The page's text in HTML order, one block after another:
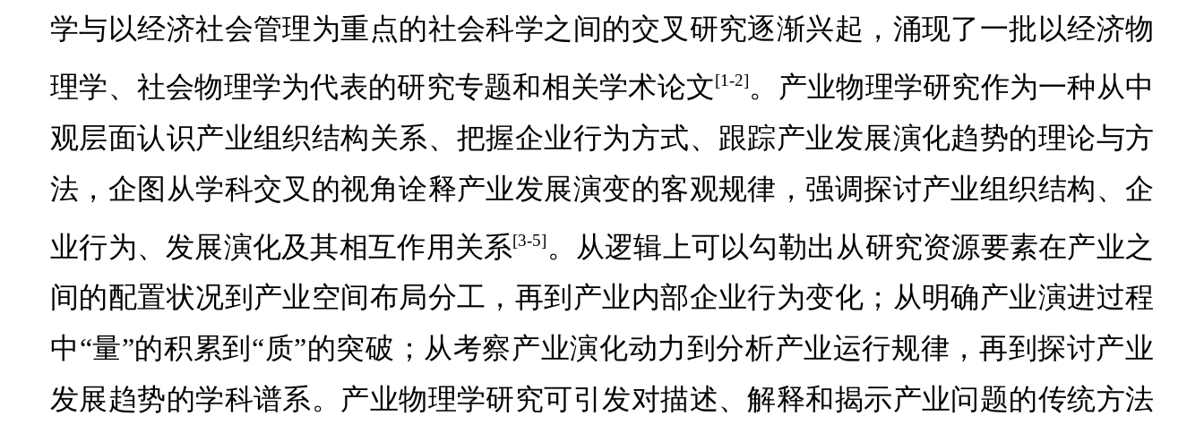
学与以经济社会管理为重点的社会科学之间的交叉研究逐渐兴起，涌现了一批以经济物
理学、社会物理学为代表的研究专题和相关学术论文[1-2]。产业物理学研究作为一种从中
观层面认识产业组织结构关系、把握企业行为方式、跟踪产业发展演化趋势的理论与方
法，企图从学科交叉的视角诠释产业发展演变的客观规律，强调探讨产业组织结构、企
业行为、发展演化及其相互作用关系[3-5] 。从逻辑上可以勾勒出从研究资源要素在产业之
间的配置状况到产业空间布局分工，再到产业内部企业行为变化；从明确产业演进过程
中“量”的积累到“质”的突破；从考察产业演化动力到分析产业运行规律，再到探讨产业
发展趋势的学科谱系。产业物理学研究可引发对描述、解释和揭示产业问题的传统方法